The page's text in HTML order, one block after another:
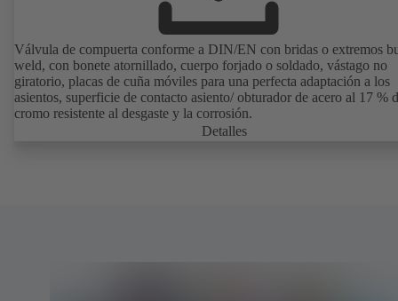
Válvula de compuerta conforme a DIN/EN con bridas o extremos
weld, con bonete atornillado, cuerpo forjado o soldado, vástago no
giratorio, placas de cuña móviles para una perfecta adaptación a los
asientos, superficie de contacto asiento/ obturador de acero al 17 %
cromo resistente al desgaste y la corrosión.
Detalles